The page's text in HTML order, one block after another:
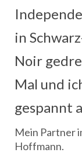
in
Noir
Mal und
gespannt
Mein Partner
Hoffmann.